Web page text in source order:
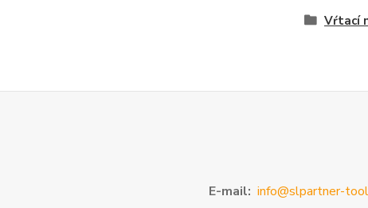
Vŕtací
E-mail: info@slpartner-